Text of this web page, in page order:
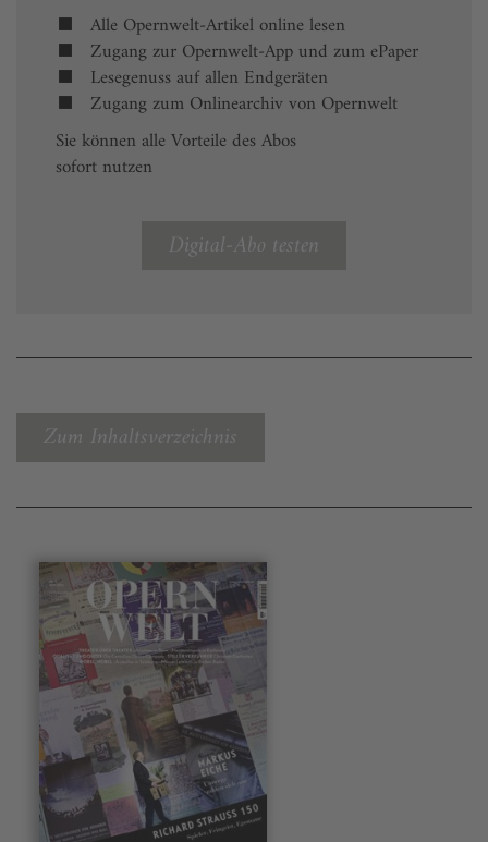
Alle Opernwelt-Artikel online lesen
Zugang zur Opernwelt-App und zum ePaper
Lesegenuss auf allen Endgeräten
Zugang zum Onlinearchiv von Opernwelt
Sie können alle Vorteile des Abos
sofort nutzen
Digital-Abo testen
Zum Inhaltsverzeichnis